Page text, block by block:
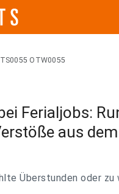
OTW0055
Ferialjobs:
aus dem
Überstunden oder zu